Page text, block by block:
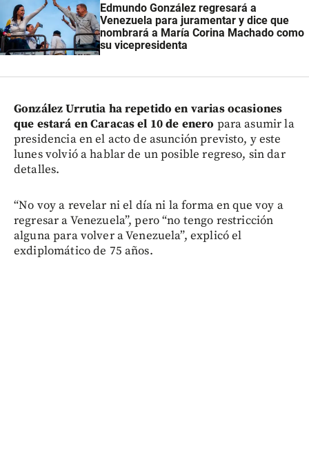
Edmundo González regresará a
Venezuela para juramentar y dice que
nombrará a María Corina Machado como
su vicepresidenta
González Urrutia ha repetido en varias ocasiones
que estará en Caracas el 10 de enero para asumir la
presidencia en el acto de asunción previsto, y este
lunes volvió a hablar de un posible regreso, sin dar
detalles.
“No voy a revelar ni el día ni la forma en que voy a
regresar a Venezuela”, pero “no tengo restricción
alguna para volver a Venezuela”, explicó el
exdiplomático de 75 años.